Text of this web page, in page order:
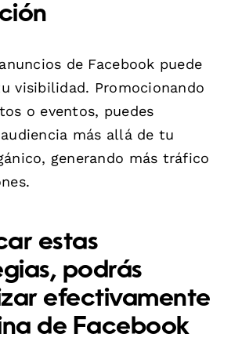
de Facebook puede
visibilidad. Promocionando
o eventos, puedes
más allá de tu
generando más tráfico
estas
podrás
efectivamente
de Facebook